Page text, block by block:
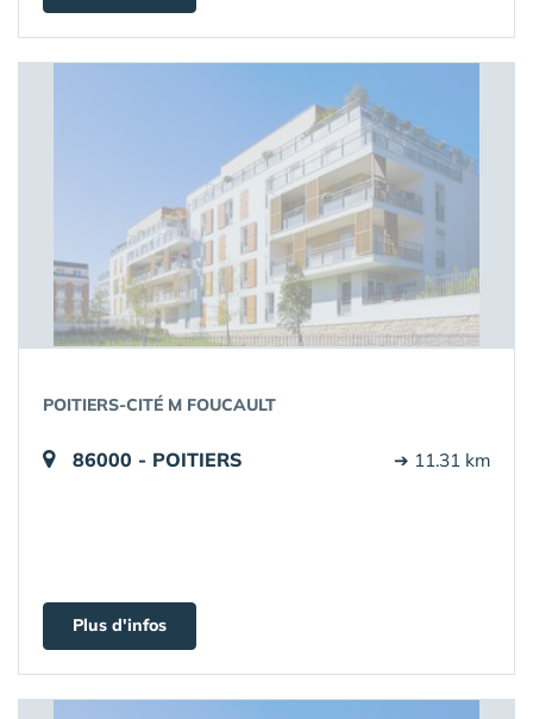
POITIERS-CITÉ M FOUCAULT
86000 - POITIERS ➔ 11.31 km
Plus d'infos